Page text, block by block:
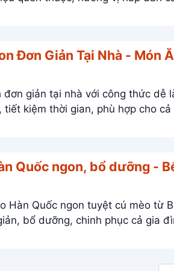
Đơn Giản Tại Nhà - Món
đơn giản tại nhà với công thức dễ
Quốc ngon, bổ dưỡng -
Hàn Quốc ngon tuyệt cú mèo từ